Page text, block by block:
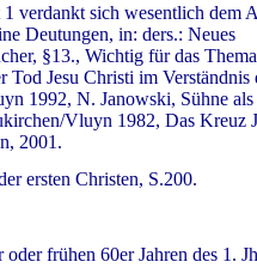
verdankt sich wesentlich dem
Deutungen, in: ders.: Neues
§13., Wichtig für das Thema
Jesu Christi im Verständnis
1992, N. Janowski, Sühne als
Vluyn 1982, Das Kreuz
2001.
ersten Christen, S.200.
frühen 60er Jahren des 1.